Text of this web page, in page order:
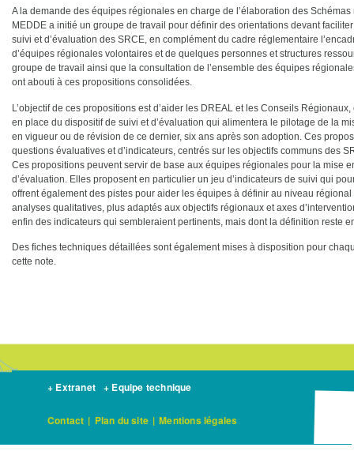
A la demande des équipes régionales en charge de l’élaboration des
MEDDE a initié un groupe de travail pour définir des orientations devant
suivi et d’évaluation des SRCE, en complément du cadre réglementaire
d’équipes régionales volontaires et de quelques personnes et structures
groupe de travail ainsi que la consultation de l’ensemble des équipes
ont abouti à ces propositions consolidées.
L’objectif de ces propositions est d’aider les DREAL et les Conseils
en place du dispositif de suivi et d’évaluation qui alimentera le pilotage de la
en vigueur ou de révision de ce dernier, six ans après son adoption. Ces
questions évaluatives et d’indicateurs, centrés sur les objectifs communs des
Ces propositions peuvent servir de base aux équipes régionales pour la mise
d’évaluation. Elles proposent en particulier un jeu d’indicateurs de suivi qui
offrent également des pistes pour aider les équipes à définir au niveau
analyses qualitatives, plus adaptés aux objectifs régionaux et axes
enfin des indicateurs qui sembleraient pertinents, mais dont la définition reste
Des fiches techniques détaillées sont également mises à disposition pour
cette note.
+ Extranet + Equipe technique
Contact | Plan du site | Mentions légales